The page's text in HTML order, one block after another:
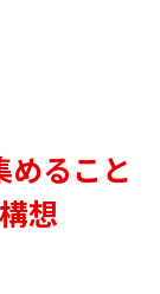
めること
想